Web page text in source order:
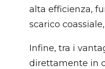
alta efficienza,
scarico
Infine, tra i
direttamente in